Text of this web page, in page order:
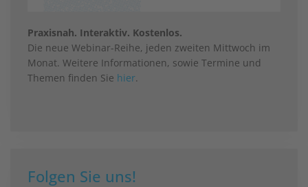
Praxisnah. Interaktiv. Kostenlos.
Die neue Webinar-Reihe, jeden zweiten Mittwoch im
Monat. Weitere Informationen, sowie Termine und
Themen finden Sie hier.
Folgen Sie uns!